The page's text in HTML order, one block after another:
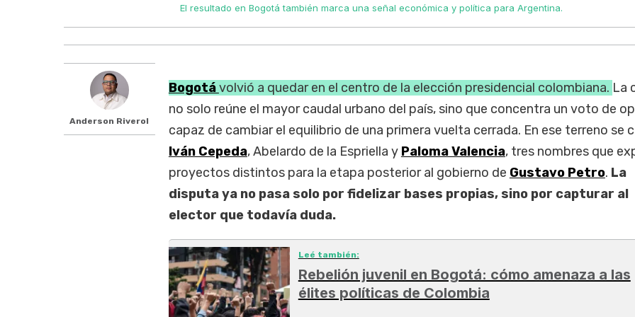
El resultado en Bogotá también marca una señal económica y política para Argentina.
Anderson Riverol
Bogotávolvió a quedar en el centro de la elección presidencial colombiana. La
no solo reúne el mayor caudal urbano del país, sino que concentra un voto de
capaz de cambiar el equilibrio de una primera vuelta cerrada. En ese terreno se
Iván Cepeda, Abelardo de la Espriella y Paloma Valencia, tres nombres que
proyectos distintos para la etapa posterior al gobierno de Gustavo Petro. La
disputa ya no pasa solo por fidelizar bases propias, sino por capturar al
elector que todavía duda.
Leé también:
Rebelión juvenil en Bogotá: cómo amenaza a las
élites políticas de Colombia